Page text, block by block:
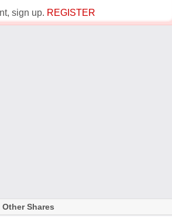
sign up. REGISTER
Other Shares